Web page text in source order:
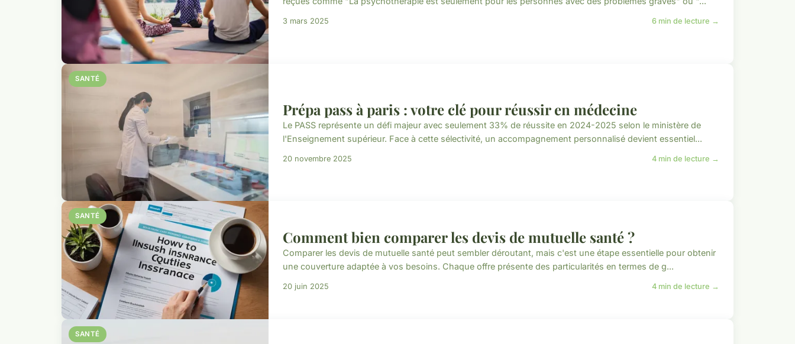
3 mars 2025 6 min de lecture →
SANTÉ
Prépa pass à paris : votre clé pour réussir en médecine
Le PASS représente un défi majeur avec seulement 33% de réussite en 2024-2025 selon le ministère de
l'Enseignement supérieur. Face à cette sélectivité, un accompagnement personnalisé devient essentiel...
20 novembre 2025 4 min de lecture →
SANTÉ
Comment bien comparer les devis de mutuelle santé ?
Comparer les devis de mutuelle santé peut sembler déroutant, mais c'est une étape essentielle pour obtenir
une couverture adaptée à vos besoins. Chaque offre présente des particularités en termes de g...
20 juin 2025 4 min de lecture →
SANTÉ